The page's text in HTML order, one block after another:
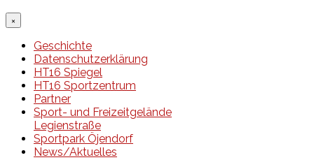
×
Geschichte
Datenschutzerklärung
HT16 Spiegel
HT16 Sportzentrum
Partner
Sport- und Freizeitgelände
Legienstraße
Sportpark Öjendorf
News/Aktuelles